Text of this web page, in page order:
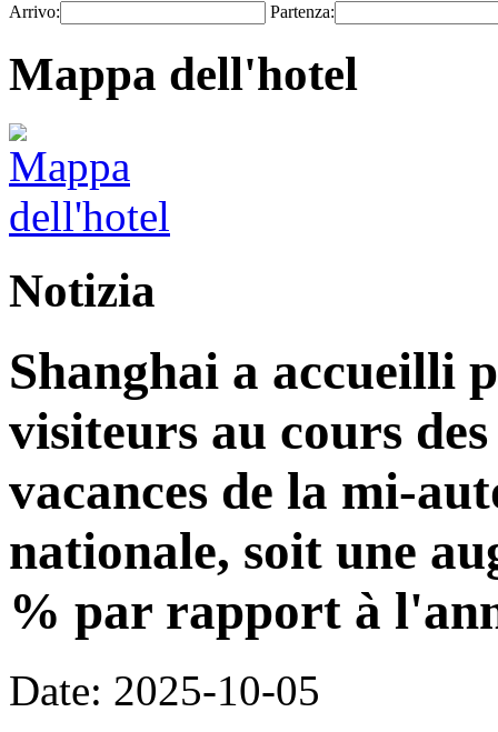
Arrivo: Partenza:
Mappa dell'hotel
Notizia
Shanghai a accueilli
visiteurs au cours
vacances de la mi-
nationale, soit une
% par rapport à
Date: 2025-10-05